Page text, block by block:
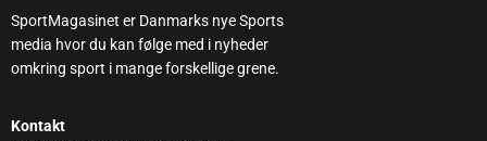
SportMagasinet er Danmarks nye Sports
media hvor du kan følge med i nyheder
omkring sport i mange forskellige grene.
Kontakt